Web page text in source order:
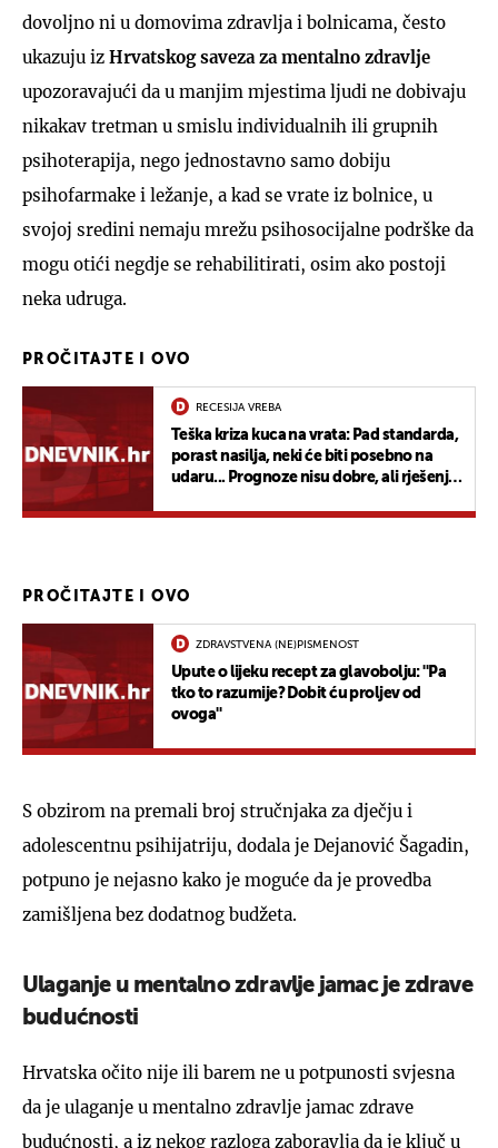
dovoljno ni u domovima zdravlja i bolnicama, često
ukazuju iz Hrvatskog saveza za mentalno zdravlje
upozoravajući da u manjim mjestima ljudi ne dobivaju
nikakav tretman u smislu individualnih ili grupnih
psihoterapija, nego jednostavno samo dobiju
psihofarmake i ležanje, a kad se vrate iz bolnice, u
svojoj sredini nemaju mrežu psihosocijalne podrške da
mogu otići negdje se rehabilitirati, osim ako postoji
neka udruga.
PROČITAJTE I OVO
RECESIJA VREBA
Teška kriza kuca na vrata: Pad standarda,
porast nasilja, neki će biti posebno na
udaru... Prognoze nisu dobre, ali rješenje
PROČITAJTE I OVO
ZDRAVSTVENA (NE)PISMENOST
Upute o lijeku recept za glavobolju: ''Pa
tko to razumije? Dobit ću proljev od
ovoga''
S obzirom na premali broj stručnjaka za dječju i
adolescentnu psihijatriju, dodala je Dejanović Šagadin,
potpuno je nejasno kako je moguće da je provedba
zamišljena bez dodatnog budžeta.
Ulaganje u mentalno zdravlje jamac je zdrave
budućnosti
Hrvatska očito nije ili barem ne u potpunosti svjesna
da je ulaganje u mentalno zdravlje jamac zdrave
budućnosti, a iz nekog razloga zaboravlja da je ključ u